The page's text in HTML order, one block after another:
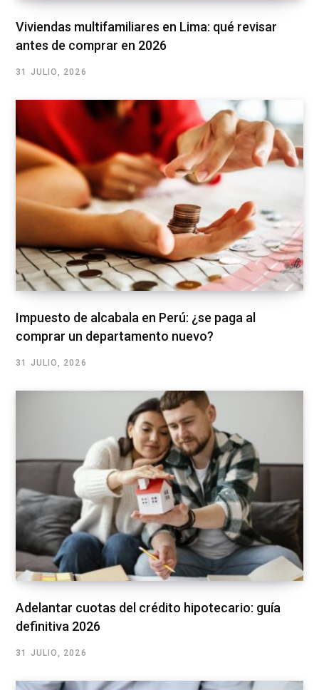
Viviendas multifamiliares en Lima: qué revisar
antes de comprar en 2026
31 JULIO, 2026
Impuesto de alcabala en Perú: ¿se paga al
comprar un departamento nuevo?
31 JULIO, 2026
Adelantar cuotas del crédito hipotecario: guía
definitiva 2026
31 JULIO, 2026